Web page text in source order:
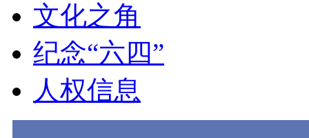
文化之角
纪念“六四”
人权信息